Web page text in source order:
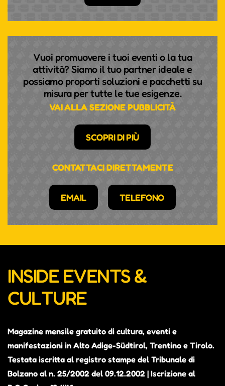
Vuoi promuovere i tuoi eventi o la tua
attività? Siamo il tuo partner ideale e
possiamo proporti soluzioni e pacchetti su
misura per tutte le tue esigenze.
VAI ALLA SEZIONE PUBBLICITÀ
SCOPRI DI PIÙ
CONTATTACI DIRETTAMENTE
EMAIL TELEFONO
INSIDE EVENTS &
CULTURE
Magazine mensile gratuito di cultura, eventi e
manifestazioni in Alto Adige-Südtirol, Trentino e Tirolo.
Testata iscritta al registro stampe del Tribunale di
Bolzano al n. 25/2002 del 09.12.2002 | Iscrizione al